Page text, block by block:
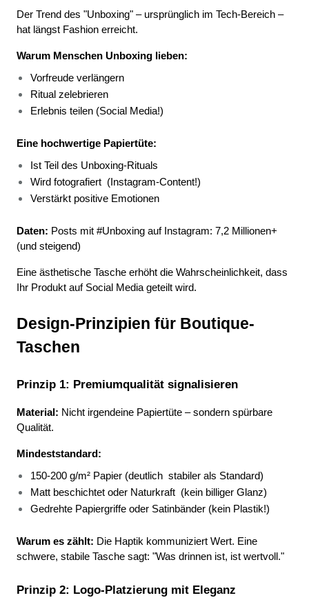
Der Trend des "Unboxing" – ursprünglich im Tech-Bereich –
hat längst Fashion erreicht.
Warum Menschen Unboxing lieben:
Vorfreude verlängern
Ritual zelebrieren
Erlebnis teilen (Social Media!)
Eine hochwertige Papiertüte:
Ist Teil des Unboxing-Rituals
Wird fotografiert (Instagram-Content!)
Verstärkt positive Emotionen
Daten: Posts mit #Unboxing auf Instagram: 7,2 Millionen+
(und steigend)
Eine ästhetische Tasche erhöht die Wahrscheinlichkeit, dass
Ihr Produkt auf Social Media geteilt wird.
Design-Prinzipien für Boutique-
Taschen
Prinzip 1: Premiumqualität signalisieren
Material: Nicht irgendeine Papiertüte – sondern spürbare
Qualität.
Mindeststandard:
150-200 g/m² Papier (deutlich stabiler als Standard)
Matt beschichtet oder Naturkraft (kein billiger Glanz)
Gedrehte Papiergriffe oder Satinbänder (kein Plastik!)
Warum es zählt: Die Haptik kommuniziert Wert. Eine
schwere, stabile Tasche sagt: "Was drinnen ist, ist wertvoll."
Prinzip 2: Logo-Platzierung mit Eleganz